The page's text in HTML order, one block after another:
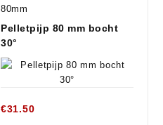
80mm
Pelletpijp 80 mm bocht
30°
€31.50